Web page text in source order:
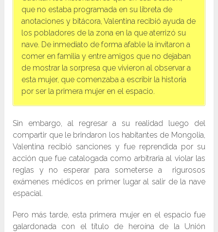
que no estaba programada en su libreta de
anotaciones y bitácora, Valentina recibió ayuda de
los pobladores de la zona en la que aterrizó su
nave. De inmediato de forma afable la invitaron a
comer en familia y entre amigos que no dejaban
de mostrar la sorpresa que vivieron al observar a
esta mujer, que comenzaba a escribir la historia
por ser la primera mujer en el espacio.
Sin embargo, al regresar a su realidad luego del
compartir que le brindaron los habitantes de Mongolia,
Valentina recibió sanciones y fue reprendida por su
acción que fue catalogada como arbitraria al violar las
reglas y no esperar para someterse a rigurosos
exámenes médicos en primer lugar al salir de la nave
espacial.
Pero más tarde, esta primera mujer en el espacio fue
galardonada con el título de heroína de la Unión